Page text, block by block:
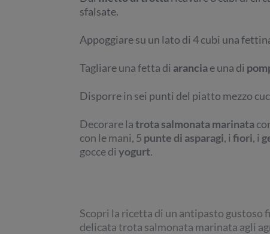
sfalsate.
Appoggiare su un lato di 4 cubi una
Tagliare una fetta di aranciae una di
Disporre in sei punti del piatto mezzo
Decorare latrota salmonata marinata
con le mani, 5 punte di asparagi, i fiori, i
gocce di yogurt.
Scopri la ricetta di un antipasto gustoso
delicata trota salmonata marinata agli